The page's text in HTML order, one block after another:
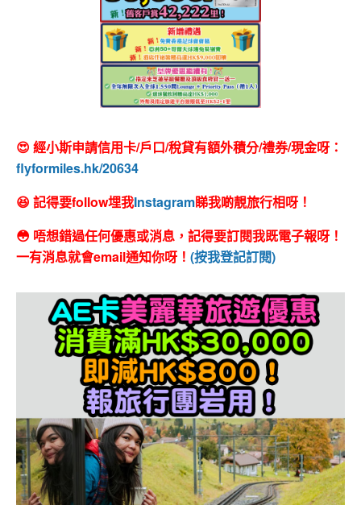
😍 經小斯申請信用卡/戶口/稅貸有額外積分/禮券/現金呀：
flyformiles.hk/20634
😆 記得要follow埋我Instagram睇我啲靚旅行相呀！
😳 唔想錯過任何優惠或消息，記得要訂閱我既電子報呀！
一有消息就會email通知你呀！ (按我登記訂閱)